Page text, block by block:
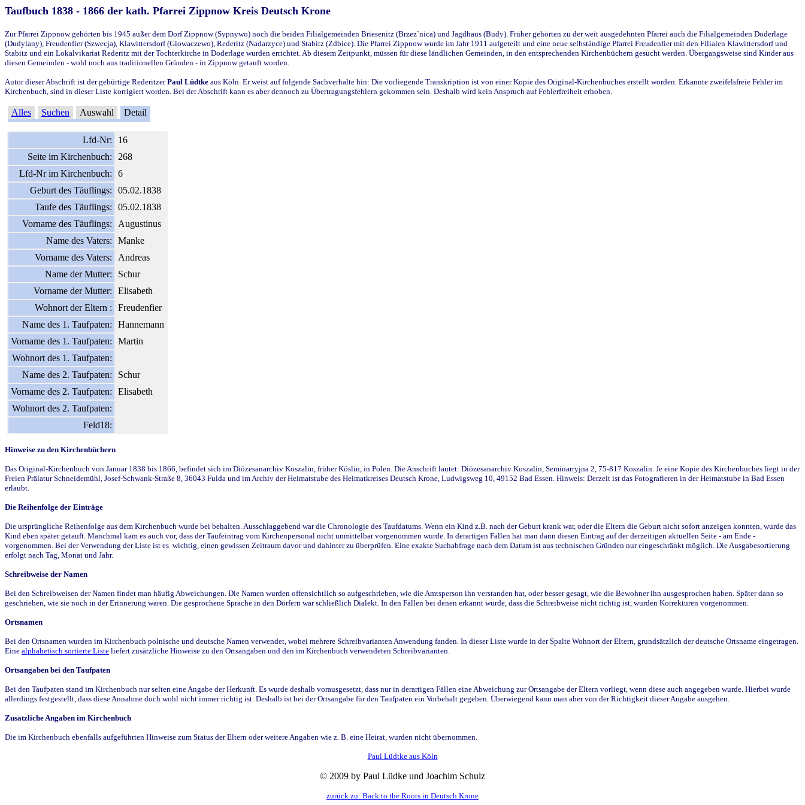
Taufbuch 1838 - 1866 der kath. Pfarrei Zippnow Kreis Deutsch Krone
Zur Pfarrei Zippnow gehörten bis 1945 außer dem Dorf Zippnow (Sypnywo) noch die beiden Filialgemeinden Briesenitz (Brzez`nica) und Jagdhaus (Budy). Früher gehörten zu der weit ausgedehnten Pfarrei auch die Filialgemeinden Doderlage
(Dudylany), Freudenfier (Szwecja), Klawittersdorf (Glowaczewo), Rederitz (Nadarzyce) und Stabitz (Zdbice). Die Pfarrei Zippnow wurde im Jahr 1911 aufgeteilt und eine neue selbständige Pfarrei Freudenfier mit den Filialen Klawittersdorf und
Stabitz und ein Lokalvikariat Rederitz mit der Tochterkirche in Doderlage wurden errichtet. Ab diesem Zeitpunkt, müssen für diese ländlichen Gemeinden, in den entsprechenden Kirchenbüchern gesucht werden. Übergangsweise sind Kinder aus
diesen Gemeinden - wohl noch aus traditionellen Gründen - in Zippnow getauft worden.
Autor dieser Abschrift ist der gebürtige RederitzerPaul Lüdtke aus Köln. Er weist auf folgende Sachverhalte hin: Die vorliegende Transkription ist von einer Kopie des Original-Kirchenbuches erstellt worden. Erkannte zweifelsfreie Fehler im
Kirchenbuch, sind in dieser Liste korrigiert worden. Bei der Abschrift kann es aber dennoch zu Übertragungsfehlern gekommen sein. Deshalb wird kein Anspruch auf Fehlerfreiheit erhoben.
Alles Suchen Auswahl Detail
Lfd-Nr:
16
Seite im Kirchenbuch:
268
Lfd-Nr im Kirchenbuch:
6
Geburt des Täuflings:
05.02.1838
Taufe des Täuflings:
05.02.1838
Vorname des Täuflings:
Augustinus
Name des Vaters:
Manke
Vorname des Vaters:
Andreas
Name der Mutter:
Schur
Vorname der Mutter:
Elisabeth
Wohnort der Eltern :
Freudenfier
Name des 1. Taufpaten:
Hannemann
Vorname des 1. Taufpaten:
Martin
Wohnort des 1. Taufpaten:
Name des 2. Taufpaten:
Schur
Vorname des 2. Taufpaten:
Elisabeth
Wohnort des 2. Taufpaten:
Feld18:
Hinweise zu den Kirchenbüchern
Das Original-Kirchenbuch von Januar 1838 bis 1866, befindet sich im Diözesanarchiv Koszalin, früher Köslin, in Polen. Die Anschrift lautet: Diözesanarchiv Koszalin, Seminarryjna 2, 75-817 Koszalin. Je eine Kopie des Kirchenbuches liegt in der
Freien Prälatur Schneidemühl, Josef-Schwank-Straße 8, 36043 Fulda und im Archiv der Heimatstube des Heimatkreises Deutsch Krone, Ludwigsweg 10, 49152 Bad Essen. Hinweis: Derzeit ist das Fotografieren in der Heimatstube in Bad Essen
erlaubt.
Die Reihenfolge der Einträge
Die ursprüngliche Reihenfolge aus dem Kirchenbuch wurde bei behalten. Ausschlaggebend war die Chronologie des Taufdatums. Wenn ein Kind z.B. nach der Geburt krank war, oder die Eltern die Geburt nicht sofort anzeigen konnten, wurde das
Kind eben später getauft. Manchmal kam es auch vor, dass der Taufeintrag vom Kirchenpersonal nicht unmittelbar vorgenommen wurde. In derartigen Fällen hat man dann diesen Eintrag auf der derzeitigen aktuellen Seite - am Ende -
vorgenommen. Bei der Verwendung der Liste ist es wichtig, einen gewissen Zeitraum davor und dahinter zu überprüfen. Eine exakte Suchabfrage nach dem Datum ist aus technischen Gründen nur eingeschränkt möglich. Die Ausgabesortierung
erfolgt nach Tag, Monat und Jahr.
Schreibweise der Namen
Bei den Schreibweisen der Namen findet man häufig Abweichungen. Die Namen wurden offensichtlich so aufgeschrieben, wie die Amtsperson ihn verstanden hat, oder besser gesagt, wie die Bewohner ihn ausgesprochen haben. Später dann so
geschrieben, wie sie noch in der Erinnerung waren. Die gesprochene Sprache in den Dörfern war schließlich Dialekt. In den Fällen bei denen erkannt wurde, dass die Schreibweise nicht richtig ist, wurden Korrekturen vorgenommen.
Ortsnamen
Bei den Ortsnamen wurden im Kirchenbuch polnische und deutsche Namen verwendet, wobei mehrere Schreibvarianten Anwendung fanden. In dieser Liste wurde in der Spalte Wohnort der Eltern, grundsätzlich der deutsche Ortsname eingetragen.
Eine alphabetisch sortierte Liste liefert zusätzliche Hinweise zu den Ortsangaben und den im Kirchenbuch verwendeten Schreibvarianten.
Ortsangaben bei den Taufpaten
Bei den Taufpaten stand im Kirchenbuch nur selten eine Angabe der Herkunft. Es wurde deshalb vorausgesetzt, dass nur in derartigen Fällen eine Abweichung zur Ortsangabe der Eltern vorliegt, wenn diese auch angegeben wurde. Hierbei wurde
allerdings festgestellt, dass diese Annahme doch wohl nicht immer richtig ist. Deshalb ist bei der Ortsangabe für den Taufpaten ein Vorbehalt gegeben. Überwiegend kann man aber von der Richtigkeit dieser Angabe ausgehen.
Zusätzliche Angaben im Kirchenbuch
Die im Kirchenbuch ebenfalls aufgeführten Hinweise zum Status der Eltern oder weitere Angaben wie z. B. eine Heirat, wurden nicht übernommen.
Paul Lüdtke aus Köln
© 2009 by Paul Lüdke und Joachim Schulz
zurück zu: Back to the Roots in Deutsch Krone